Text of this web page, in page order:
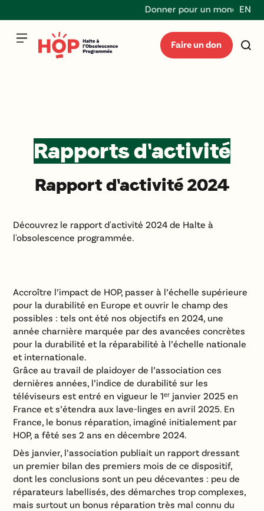
Donner pour un mondeEN
Faire un don
Rapports d'activité
Rapport d'activité 2024
Découvrez le rapport d'activité 2024 de Halte à
l'obsolescence programmée.
Accroître l’impact de HOP, passer à l’échelle supérieure
pour la durabilité en Europe et ouvrir le champ des
possibles : tels ont été nos objectifs en 2024, une
année charnière marquée par des avancées concrètes
pour la durabilité et la réparabilité à l’échelle nationale
et internationale.
Grâce au travail de plaidoyer de l’association ces
dernières années, l’indice de durabilité sur les
téléviseurs est entré en vigueur le 1ᵉʳ janvier 2025 en
France et s’étendra aux lave-linges en avril 2025. En
France, le bonus réparation, imaginé initialement par
HOP, a fêté ses 2 ans en décembre 2024.
Dès janvier, l’association publiait un rapport dressant
un premier bilan des premiers mois de ce dispositif,
dont les conclusions sont un peu décevantes : peu de
réparateurs labellisés, des démarches trop complexes,
mais surtout un bonus réparation très mal connu du